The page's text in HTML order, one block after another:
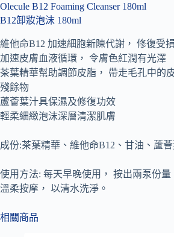
Olecule B12 Foaming Cleanser 180ml
B12卸妝泡沫 180ml
維他命B12 加速細胞新陳代謝， 修復受
加速皮膚血液循環， 令膚色紅潤有光澤
茶葉精華幫助調節皮脂， 帶走毛孔中的
殘餘物
蘆薈葉汁具保濕及修復功效
輕柔細緻泡沫深層清潔肌膚
成份:茶葉精華、維他命B12、甘油、蘆
使用方法: 每天早晚使用， 按出兩泵份量
溫柔按摩， 以清水洗淨。
相關商品